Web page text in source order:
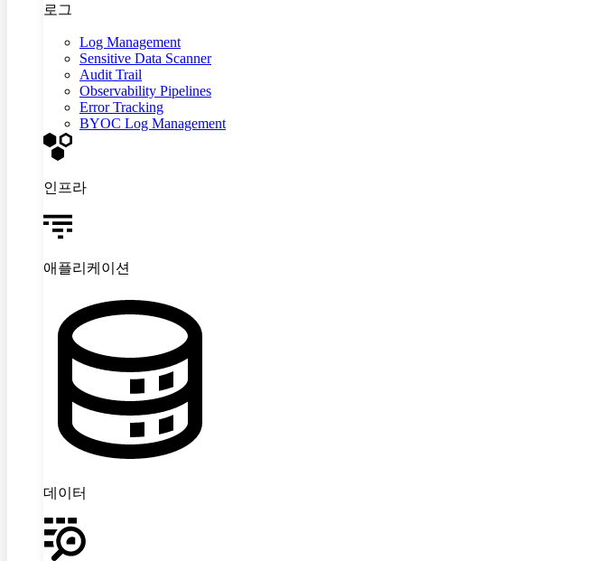
로그
Log Management
Sensitive Data Scanner
Audit Trail
Observability Pipelines
Error Tracking
BYOC Log Management
인프라
애플리케이션
데이터